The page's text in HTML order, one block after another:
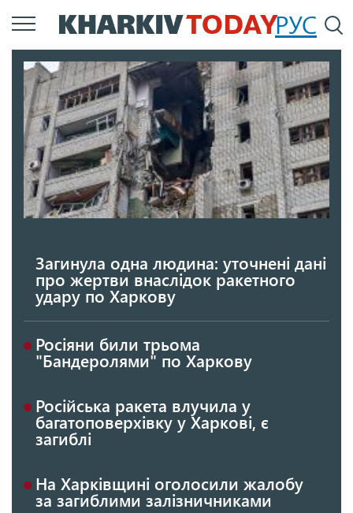
Перейти
до
вмісту
РУС
Загинула одна людина: уточнені дані
про жертви внаслідок ракетного
удару по Харкову
Росіяни били трьома
"Бандеролями" по Харкову
Російська ракета влучила у
багатоповерхівку у Харкові, є
загиблі
На Харківщині оголосили жалобу
за загиблими залізничниками